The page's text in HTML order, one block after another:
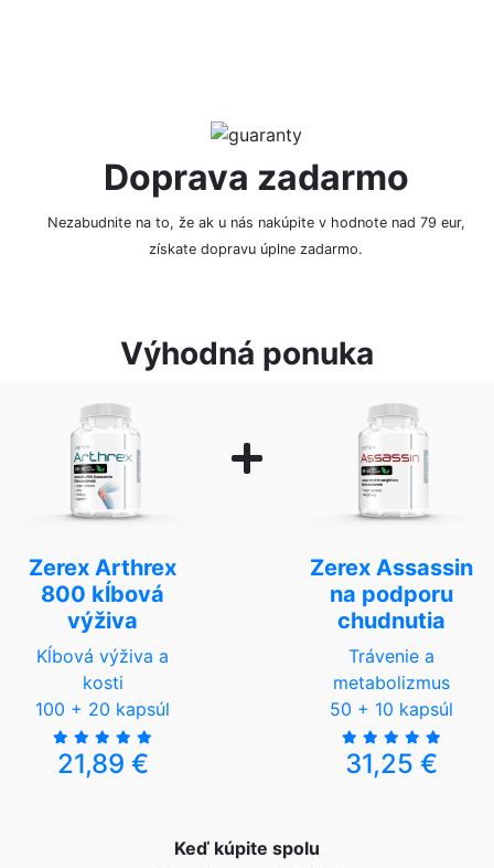
Doprava zadarmo
Nezabudnite na to, že ak u nás nakúpite v hodnote nad 79 eur,
získate dopravu úplne zadarmo.
Výhodná ponuka
Zerex Arthrex
800 kĺbová
výživa
Kĺbová výživa a
kosti
100 + 20 kapsúl
21,89 €
Zerex Assassin
na podporu
chudnutia
Trávenie a
metabolizmus
50 + 10 kapsúl
31,25 €
Keď kúpite spolu